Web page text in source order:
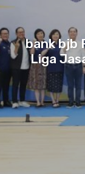
bank bjb
Liga